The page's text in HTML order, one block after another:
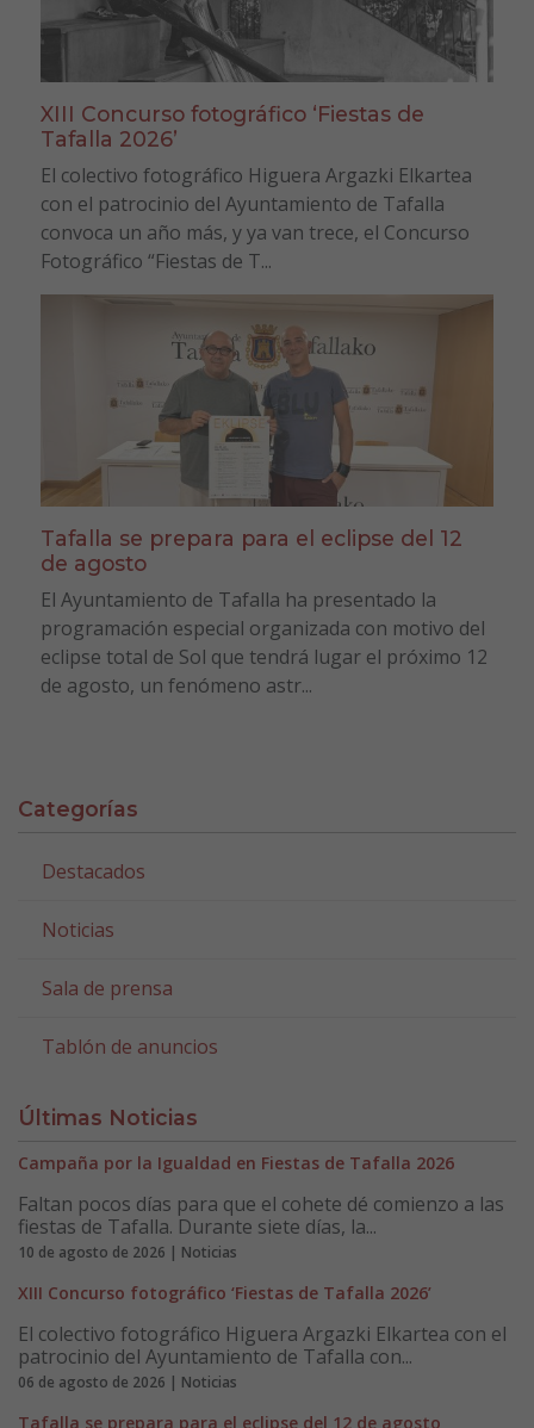
XIII Concurso fotográfico ‘Fiestas de
Tafalla 2026’
El colectivo fotográfico Higuera Argazki Elkartea
con el patrocinio del Ayuntamiento de Tafalla
convoca un año más, y ya van trece, el Concurso
Fotográfico “Fiestas de T...
Tafalla se prepara para el eclipse del 12
de agosto
El Ayuntamiento de Tafalla ha presentado la
programación especial organizada con motivo del
eclipse total de Sol que tendrá lugar el próximo 12
de agosto, un fenómeno astr...
Categorías
Destacados
Noticias
Sala de prensa
Tablón de anuncios
Últimas Noticias
Campaña por la Igualdad en Fiestas de Tafalla 2026
Faltan pocos días para que el cohete dé comienzo a las
fiestas de Tafalla. Durante siete días, la...
10 de agosto de 2026 | Noticias
XIII Concurso fotográfico ‘Fiestas de Tafalla 2026’
El colectivo fotográfico Higuera Argazki Elkartea con el
patrocinio del Ayuntamiento de Tafalla con...
06 de agosto de 2026 | Noticias
Tafalla se prepara para el eclipse del 12 de agosto